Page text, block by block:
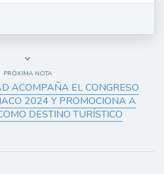
PRÓXIMA NOTA
ACOMPAÑA EL CONGRESO
2024 Y PROMOCIONA A
DESTINO TURÍSTICO